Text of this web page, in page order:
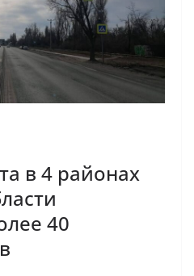
в 4 районах
40